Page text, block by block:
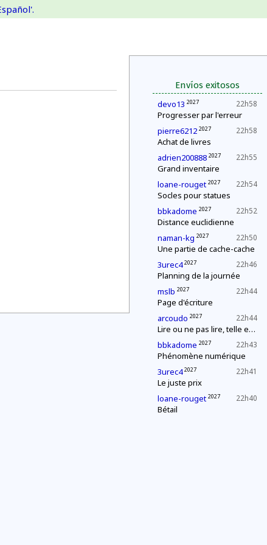
Envíos exitosos
22h58
devo13 2027
Progresser par l'erreur
22h58
pierre6212 2027
Achat de livres
22h55
adrien200888 2027
Grand inventaire
22h54
loane-rouget 2027
Socles pour statues
22h52
bbkadome 2027
Distance euclidienne
22h50
naman-kg 2027
Une partie de cache-cache
22h46
3urec4 2027
Planning de la journée
22h44
mslb 2027
Page d'écriture
22h44
arcoudo 2027
Lire ou ne pas lire, telle est la question
22h43
bbkadome 2027
Phénomène numérique
22h41
3urec4 2027
Le juste prix
22h40
loane-rouget 2027
Bétail